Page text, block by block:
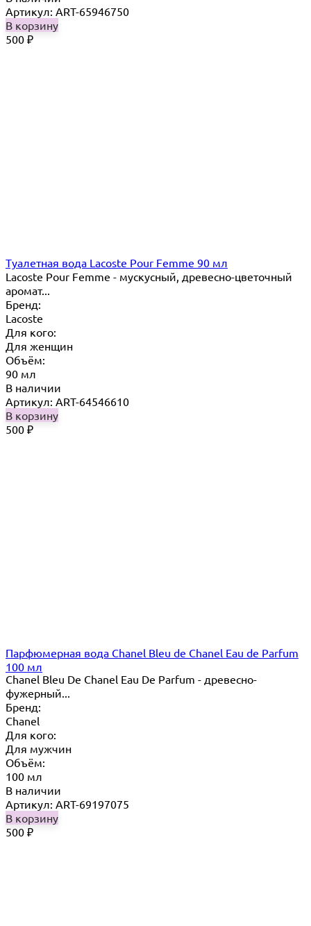
Артикул: ART-65946750
В корзину
500 ₽
Туалетная вода Lacoste Pour Femme 90 мл
Lacoste Pour Femme - мускусный, древесно-цветочный
аромат...
Бренд:
Lacoste
Для кого:
Для женщин
Объём:
90 мл
В наличии
Артикул: ART-64546610
В корзину
500 ₽
Парфюмерная вода Chanel Bleu de Chanel Eau de Parfum
100 мл
Chanel Bleu De Chanel Eau De Parfum - древесно-
фужерный...
Бренд:
Chanel
Для кого:
Для мужчин
Объём:
100 мл
В наличии
Артикул: ART-69197075
В корзину
500 ₽